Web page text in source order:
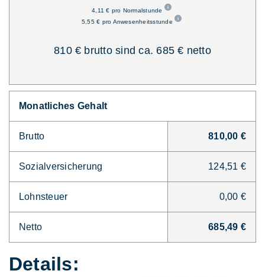
4,11 € pro Normalstunde
5,55 € pro Anwesenheitsstunde
810 € brutto sind ca. 685 € netto
Monatliches Gehalt
Brutto 810,00 €
Sozialversicherung 124,51 €
Lohnsteuer 0,00 €
Netto 685,49 €
Details: